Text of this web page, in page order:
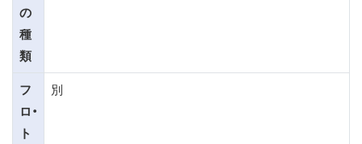
の
種
類
フ
ロ・
ト
別